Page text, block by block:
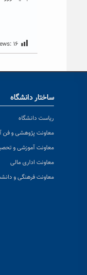
۱۶
ساختار دانشگاه
ریاست دانشگاه
معاونت پژوهشی و فن
معاونت آموزشی و
معاونت اداری مالی
معاونت فرهنگی و